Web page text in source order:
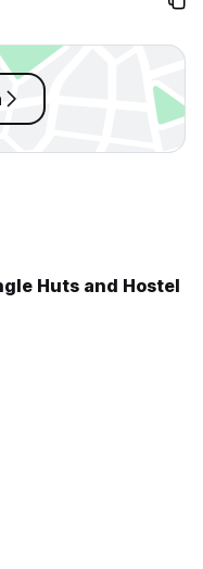
Huts and Hostel